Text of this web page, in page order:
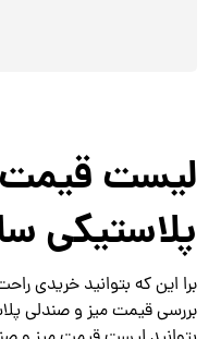
لیست قیمت
پلاستیکی
برا این که بتوانید خریدی
بررسی قیمت میز و صندلی